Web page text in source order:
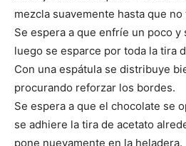
mezcla suavemente hasta que
Se espera a que enfríe un poco y
luego se esparce por toda la tira
Con una espátula se distribuye
procurando reforzar los bordes.
Se espera a que el chocolate se
se adhiere la tira de acetato
pone nuevamente en la heladera.